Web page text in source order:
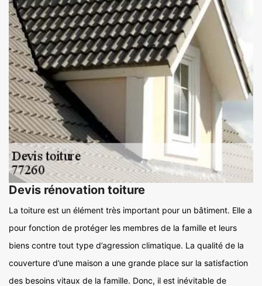
Devis rénovation toiture
La toiture est un élément très important pour un bâtiment. Elle a
pour fonction de protéger les membres de la famille et leurs
biens contre tout type d’agression climatique. La qualité de la
couverture d’une maison a une grande place sur la satisfaction
des besoins vitaux de la famille. Donc, il est inévitable de